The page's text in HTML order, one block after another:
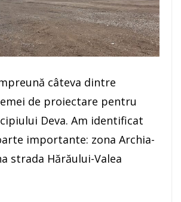
câteva dintre
de proiectare pentru
Deva. Am identificat
importante: zona Archia-
strada Hărăului-Valea